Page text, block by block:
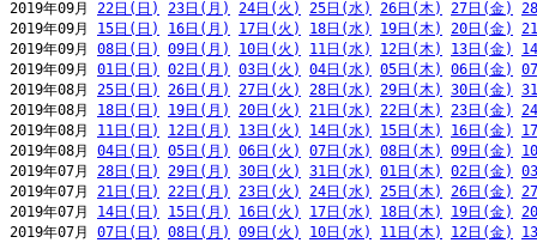
2019年09月 22日(日) 23日(月) 24日(火) 25日(水) 26日(木) 27日(金)
2019年09月 15日(日) 16日(月) 17日(火) 18日(水) 19日(木) 20日(金)
2019年09月 08日(日) 09日(月) 10日(火) 11日(水) 12日(木) 13日(金)
2019年09月 01日(日) 02日(月) 03日(火) 04日(水) 05日(木) 06日(金)
2019年08月 25日(日) 26日(月) 27日(火) 28日(水) 29日(木) 30日(金)
2019年08月 18日(日) 19日(月) 20日(火) 21日(水) 22日(木) 23日(金)
2019年08月 11日(日) 12日(月) 13日(火) 14日(水) 15日(木) 16日(金)
2019年08月 04日(日) 05日(月) 06日(火) 07日(水) 08日(木) 09日(金)
2019年07月 28日(日) 29日(月) 30日(火) 31日(水) 01日(木) 02日(金)
2019年07月 21日(日) 22日(月) 23日(火) 24日(水) 25日(木) 26日(金)
2019年07月 14日(日) 15日(月) 16日(火) 17日(水) 18日(木) 19日(金)
2019年07月 07日(日) 08日(月) 09日(火) 10日(水) 11日(木) 12日(金)